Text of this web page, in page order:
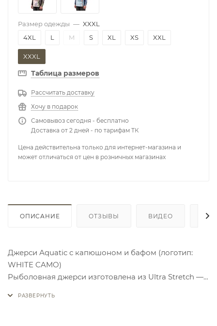
Размер одежды — XXXL
4XL
L M S XL XS XXL
XXXL
Таблица размеров
Рассчитать доставку
Хочу в подарок
Самовывоз сегодня - бесплатно
Доставка от 2 дней - по тарифам ТК
Цена действительна только для интернет-магазина и
может отличаться от цен в розничных магазинах
ОПИСАНИЕ ОТЗЫВЫ ВИДЕО
Джерси Аquatic с капюшоном и бафом (логотип:
WHITE CAMO)
Рыболовная джерси изготовлена из Ultra Stretch —